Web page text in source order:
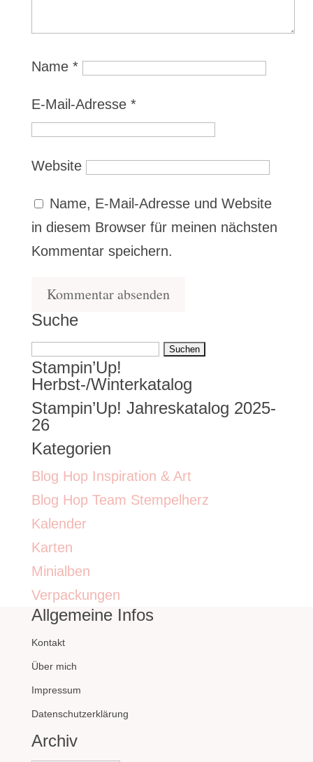
Name *
E-Mail-Adresse *
Website
Name, E-Mail-Adresse und Website
in diesem Browser für meinen nächsten
Kommentar speichern.
Suche
Suchen
nach:
Stampin’Up!
Herbst-/Winterkatalog
Stampin’Up! Jahreskatalog 2025-
26
Kategorien
Blog Hop Inspiration & Art
Blog Hop Team Stempelherz
Kalender
Karten
Minialben
Verpackungen
Allgemeine Infos
Kontakt
Über mich
Impressum
Datenschutzerklärung
Archiv